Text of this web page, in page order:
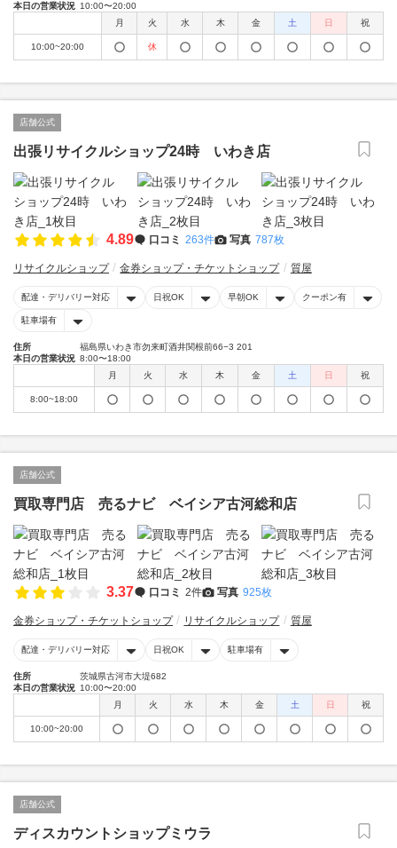
本日の営業状況 10:00〜20:00
月
火 水 木 金 土 日 祝
10:00~20:00 休
店舗公式
出張リサイクルショップ24時 いわき店
4.89 口コミ 263件 写真 787枚
リサイクルショップ 金券ショップ・チケットショップ 質屋
配達・デリバリー対応 日祝OK 早朝OK クーポン有
駐車場有
住所
福島県いわき市勿来町酒井関根前66−3 201
本日の営業状況 8:00〜18:00
月
火 水 木 金 土 日 祝
8:00~18:00
店舗公式
買取専門店 売るナビ ベイシア古河総和店
3.37 口コミ 2件 写真 925枚
金券ショップ・チケットショップ リサイクルショップ 質屋
配達・デリバリー対応 日祝OK 駐車場有
住所
茨城県古河市大堤682
本日の営業状況 10:00〜20:00
月
火 水 木 金 土 日 祝
10:00~20:00
店舗公式
ディスカウントショップミウラ